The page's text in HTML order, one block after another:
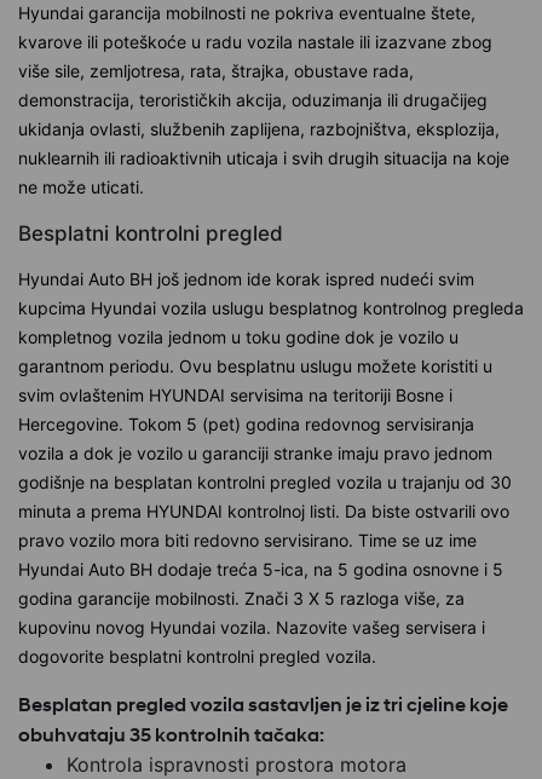
Hyundai garancija mobilnosti ne pokriva eventualne štete,
kvarove ili poteškoće u radu vozila nastale ili izazvane zbog
više sile, zemljotresa, rata, štrajka, obustave rada,
demonstracija, terorističkih akcija, oduzimanja ili drugačijeg
ukidanja ovlasti, službenih zaplijena, razbojništva, eksplozija,
nuklearnih ili radioaktivnih uticaja i svih drugih situacija na koje
ne može uticati.
Besplatni kontrolni pregled
Hyundai Auto BH još jednom ide korak ispred nudeći svim
kupcima Hyundai vozila uslugu besplatnog kontrolnog pregleda
kompletnog vozila jednom u toku godine dok je vozilo u
garantnom periodu. Ovu besplatnu uslugu možete koristiti u
svim ovlaštenim HYUNDAI servisima na teritoriji Bosne i
Hercegovine. Tokom 5 (pet) godina redovnog servisiranja
vozila a dok je vozilo u garanciji stranke imaju pravo jednom
godišnje na besplatan kontrolni pregled vozila u trajanju od 30
minuta a prema HYUNDAI kontrolnoj listi. Da biste ostvarili ovo
pravo vozilo mora biti redovno servisirano. Time se uz ime
Hyundai Auto BH dodaje treća 5-ica, na 5 godina osnovne i 5
godina garancije mobilnosti. Znači 3 X 5 razloga više, za
kupovinu novog Hyundai vozila. Nazovite vašeg servisera i
dogovorite besplatni kontrolni pregled vozila.
Besplatan pregled vozila sastavljen je iz tri cjeline koje
obuhvataju 35 kontrolnih tačaka:
Kontrola ispravnosti prostora motora